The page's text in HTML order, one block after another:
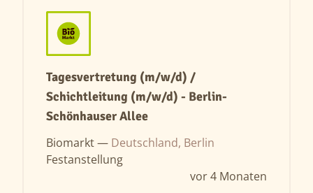
Tagesvertretung (m/w/d) /
Schichtleitung (m/w/d) - Berlin-
Schönhauser Allee
Biomarkt — Deutschland, Berlin
Festanstellung
vor 4 Monaten